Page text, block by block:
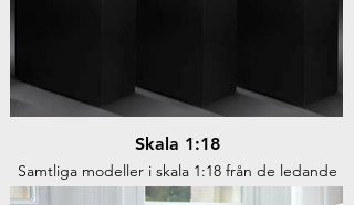
Skala 1:18
Samtliga modeller i skala 1:18 från de ledande
tillverkarna av exklusiva samlarbilsmodeller